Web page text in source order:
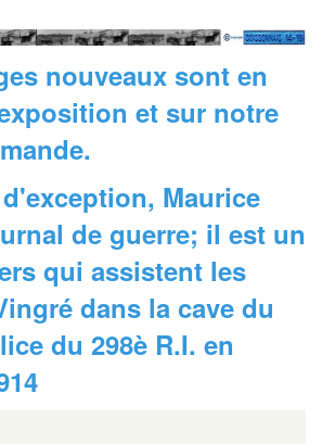
nouveaux sont en
et sur notre
Maurice
de guerre; il est un
qui assistent les
dans la cave du
du 298è R.I. en